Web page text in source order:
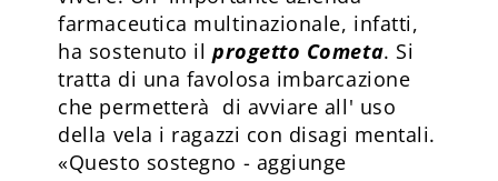
farmaceutica multinazionale, infatti,
ha sostenuto il progetto Cometa. Si
tratta di una favolosa imbarcazione
che permetterà di avviare all' uso
della vela i ragazzi con disagi mentali.
«Questo sostegno - aggiunge